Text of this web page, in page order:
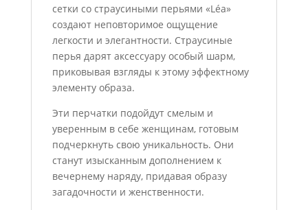
сетки со страусиными перьями «Léa»
создают неповторимое ощущение
легкости и элегантности. Страусиные
перья дарят аксессуару особый шарм,
приковывая взгляды к этому эффектному
элементу образа.
Эти перчатки подойдут смелым и
уверенным в себе женщинам, готовым
подчеркнуть свою уникальность. Они
станут изысканным дополнением к
вечернему наряду, придавая образу
загадочности и женственности.